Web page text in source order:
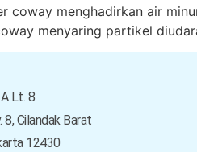
coway menghadirkan air
menyaring partikel
Lt. 8
8, Cilandak Barat
12430